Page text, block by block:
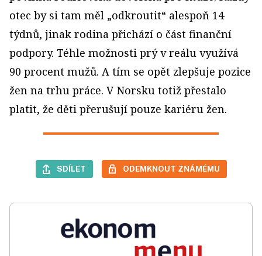
otec by si tam měl „odkroutit“ alespoň 14
týdnů, jinak rodina přichází o část finanční
podpory. Téhle možnosti prý v reálu využívá
90 procent mužů. A tím se opět zlepšuje pozice
žen na trhu práce. V Norsku totiž přestalo
platit, že děti přerušují pouze kariéru žen.
SDÍLET ODEMKNOUT ZNÁMÉMU